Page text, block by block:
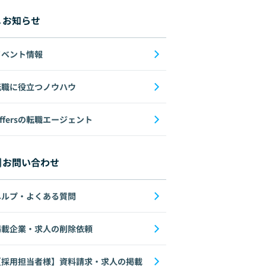
お知らせ
ント情報
に役立つノウハウ
の転職エージェント
お問い合わせ
プ・よくある質問
企業・求人の削除依頼
用担当者様】資料請求・求人の掲載